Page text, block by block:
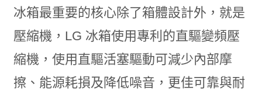
冰箱最重要的核心除了箱體設計外，就是
壓縮機，LG 冰箱使用專利的直驅變頻壓
縮機，使用直驅活塞驅動可減少內部摩
擦、能源耗損及降低噪音，更佳可靠與耐